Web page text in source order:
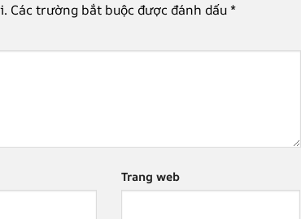
Các trường bắt buộc được đánh dấu*
Trang web